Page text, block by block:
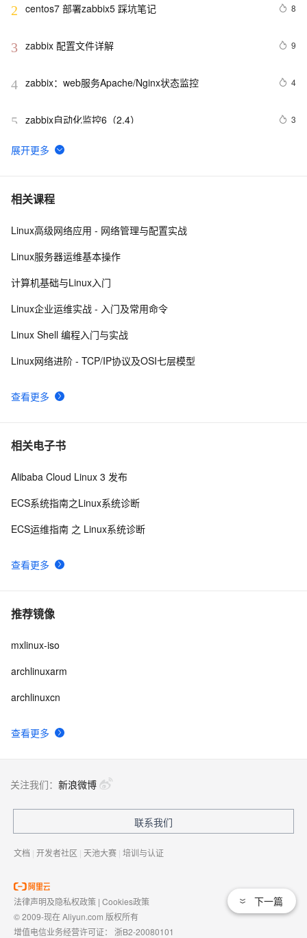
2 centos7 部署zabbix5 踩坑笔记 8
3 zabbix 配置文件详解 9
4 zabbix：web服务Apache/Nginx状态监控 4
5 zabbix自动化监控6（2.4） 3
6 zabbix配置jmx监控java应用
7 在 Alibaba Cloud Linux 上配置 Zabbix
8 分布式监控平台—zabbix
10 python对接API二次开发高级实战案例解析：Zabbix API
监控项和历史数据
相关课程
查看更多
Linux高级网络应用 - 网络管理与配置实战
Linux服务器运维基本操作
计算机基础与Linux入门
Linux企业运维实战 - 入门及常用命令
Linux Shell 编程入门与实战
Linux网络进阶 - TCP/IP协议及OSI七层模型
相关电子书
查看更多
Alibaba Cloud Linux 3 发布
ECS系统指南之Linux系统诊断
ECS运维指南 之 Linux系统诊断
推荐镜像
查看更多
mxlinux-iso
archlinuxarm
archlinuxcn
下一篇
关注我们： 新浪微博
联系我们
文档 | 开发者社区 | 天池大赛 | 培训与认证
法律声明及隐私权政策 | Cookies政策
© 2009-现在 Aliyun.com 版权所有
增值电信业务经营许可证： 浙B2-20080101